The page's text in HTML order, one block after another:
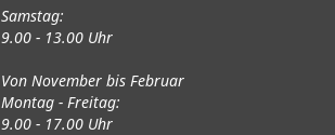
Samstag:
9.00 - 13.00 Uhr
Von November bis Februar
Montag - Freitag:
9.00 - 17.00 Uhr